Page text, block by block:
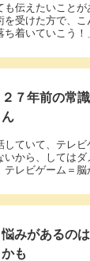
伝えたいこと
受けた方で、
着いていこう！
２７年前の常
ん
ていて、テレ
から、しては
レビゲーム＝脳
悩みがあるの
かも